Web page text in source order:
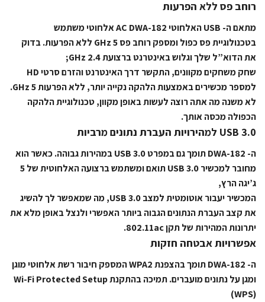
רוחב פס ללא הפרעות
מתאם ה- USB האלחוטי AC DWA-182 אלחוטי משתמש
בטכנולוגיית פס כפול ומספק רוחב פס 5 GHz ללא הפרעות. בדוק
את הדוא”ל שלך וגלוש באינטרנט ברצועת 2.4 GHz;
שחק משחקים מקוונים, התקשר דרך האינטרנט והזרם סרטי HD
למספר מכשירים באמצעות הלהקה נקייה יותר, ללא הפרעות 5 GHz.
לא משנה מה אתה רוצה לעשות באופן מקוון, טכנולוגיית הלהקה
הכפולה מכסה אותך.
USB 3.0 למהירויות העברת נתונים מרביות
ה- DWA-182 תומך גם במפרט USB 3.0 במהירות גבוהה. כאשר הוא
מחובר למכשיר USB 3.0 תואם ומשתמש ברצועה האלחוטית של 5
ג’יגה הרץ,
המכשיר יעבור אוטומטית למצב USB 3.0, מה שמאפשר לך להשיג
את קצב העברת הנתונים הגבוה ביותר האפשרי ולנצל באופן מלא את
יתרונות המהירות של תקן 802.11ac.
אפשרויות אבטחה חזקות
ה- DWA-182 תומך בהצפנת WPA2 המספק חיבור רשת אלחוטי מוגן
ומגן על נתונים מועברים. תמיכה בהתקנת Wi-Fi Protected Setup
(WPS)